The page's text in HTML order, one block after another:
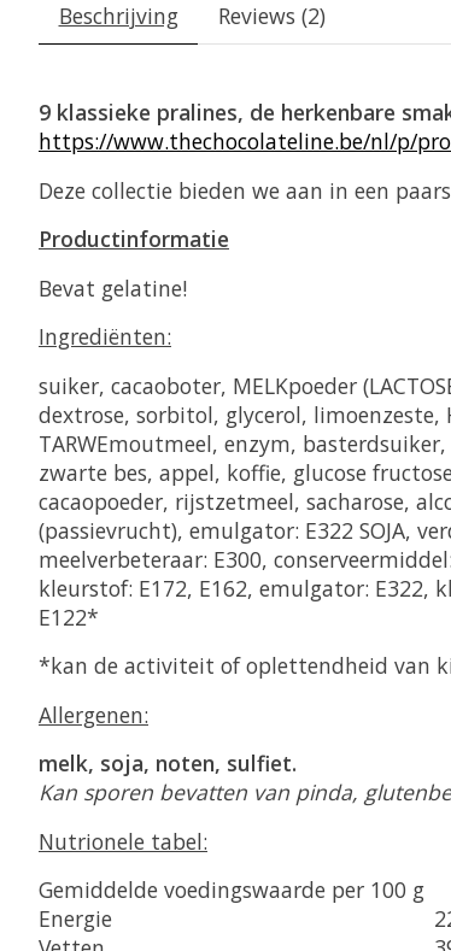
Beschrijving Reviews (2)
9 klassieke pralines, de herkenbare
https://www.thechocolateline.be/nl/p/
Deze collectie bieden we aan in een
Productinformatie
Bevat gelatine!
Ingrediënten:
suiker, cacaoboter, MELKpoeder
dextrose, sorbitol, glycerol, limoenzeste,
TARWEmoutmeel, enzym,
zwarte bes, appel, koffie, glucose
cacaopoeder, rijstzetmeel, sacharose,
(passievrucht), emulgator: E322 SOJA,
meelverbeteraar: E300,
kleurstof: E172, E162, emulgator: E322,
E122*
*kan de activiteit of oplettendheid van
Allergenen:
melk, soja, noten, sulfiet.
Kan sporen bevatten van pinda,
Nutrionele tabel:
Gemiddelde voedingswaarde per 100 g
Energie